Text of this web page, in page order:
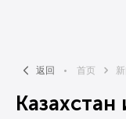
返回 首页